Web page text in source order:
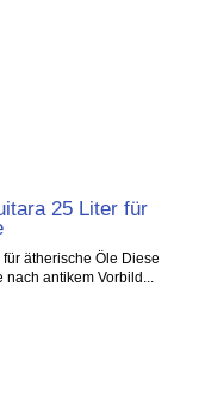
25 Liter für
ätherische Öle Diese
antikem Vorbild...